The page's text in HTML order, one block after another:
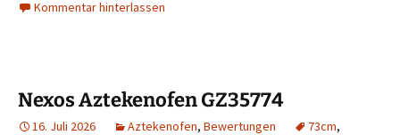
Kommentar hinterlassen
Nexos Aztekenofen GZ35774
16. Juli 2026 Aztekenofen, Bewertungen 73cm,